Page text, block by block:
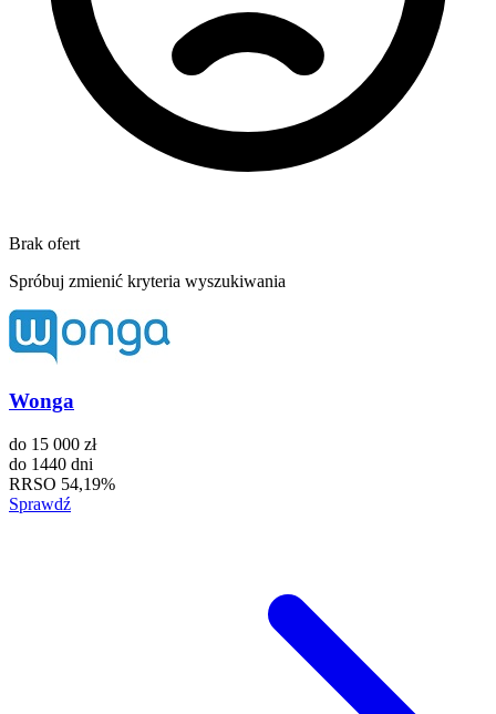
Brak ofert
Spróbuj zmienić kryteria wyszukiwania
Wonga
do 15 000 zł
do 1440 dni
RRSO 54,19%
Sprawdź